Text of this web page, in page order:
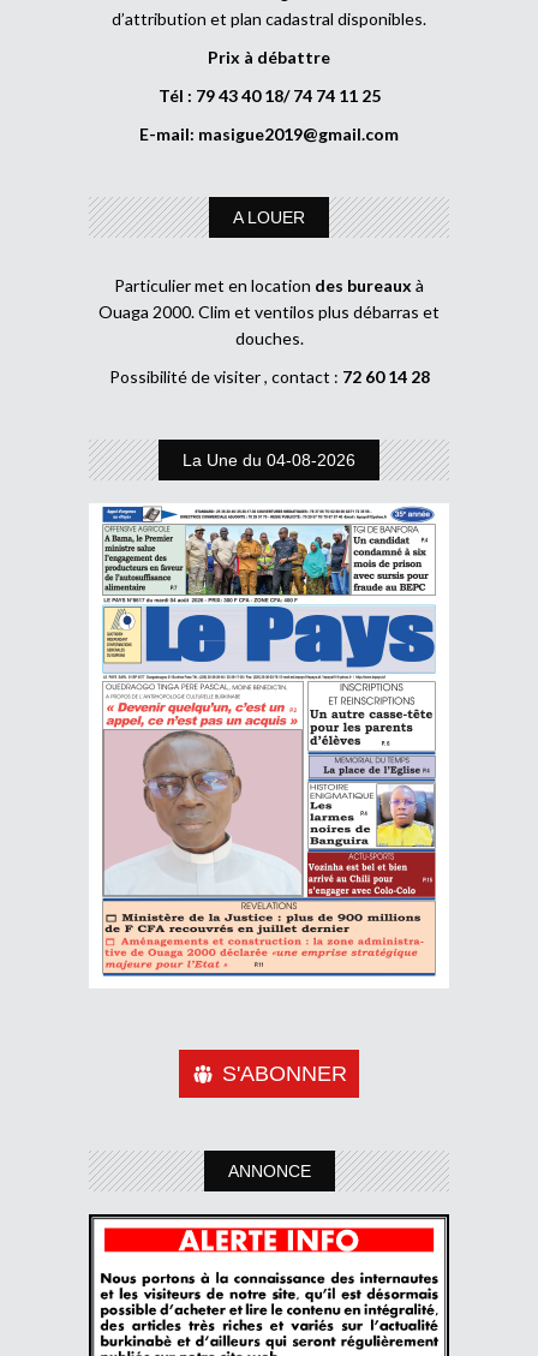
d’attribution et plan cadastral disponibles.
Prix à débattre
Tél : 79 43 40 18/ 74 74 11 25
E-mail: masigue2019@gmail.com
A LOUER
Particulier met en location des bureaux à
Ouaga 2000. Clim et ventilos plus débarras et
douches.
Possibilité de visiter , contact : 72 60 14 28
La Une du 04-08-2026
S'ABONNER
ANNONCE